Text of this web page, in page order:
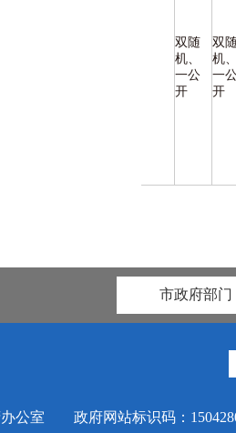
双随
机、
一公
开
双
机
一
开
市政府部门
办公室 政府网站标识码：